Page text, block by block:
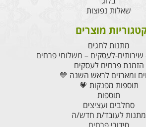
שאלות נפוצות
מוצרים
מתנות לחגים
שירותים-לעסקים – משלוחי פרחים
הזמנת פרחים לעסקים
ומארזים לראש השנה 💛
תוספות מפנקות 💗
תוספות
סחלבים ועציצים
מתנות לעובד/ת חדש/ה